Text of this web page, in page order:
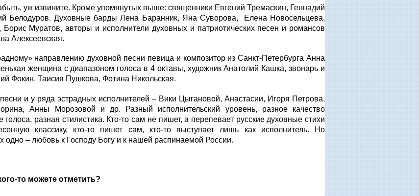
уж извините. Кроме упомянутых выше: священники Евгений Тремаскин, Геннадий
Белодуров. Духовные барды Лена Баранник, Яна Суворова, Елена Новосельцева,
Борис Муратов, авторы и исполнители духовных и патриотических песен и романсов
Алексеевская.
направлению духовной песни певица и композитор из Санкт-Петербурга Анна
женщина с диапазоном голоса в 4 октавы, художник Анатолий Кашка, звонарь и
Фокин, Таисия Пушкова, Фотина Никольская.
и у ряда эстрадных исполнителей – Вики Цыгановой, Анастасии, Игоря Петрова,
Анны Морозовой и др. Разный исполнительский уровень, разное качество
голоса, разная стилистика. Кто-то сам не пишет, а перепевает русские духовные стихи
классику, кто-то пишет сам, кто-то выступает лишь как исполнитель. Но
одно – любовь к Господу Богу и к нашей распинаемой России.
то можете отметить?